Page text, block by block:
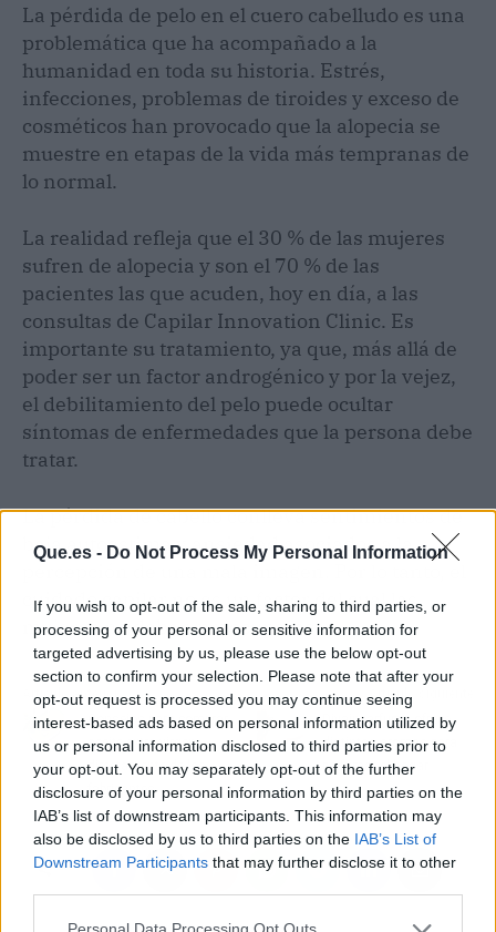
Que.es - Do Not Process My Personal Information
If you wish to opt-out of the sale, sharing to third parties, or
processing of your personal or sensitive information for
targeted advertising by us, please use the below opt-out
section to confirm your selection. Please note that after your
opt-out request is processed you may continue seeing
interest-based ads based on personal information utilized by
us or personal information disclosed to third parties prior to
your opt-out. You may separately opt-out of the further
disclosure of your personal information by third parties on the
IAB’s list of downstream participants. This information may
also be disclosed by us to third parties on the IAB’s List of
Downstream Participants that may further disclose it to other
La pérdida de pelo en el cuero cabelludo es una
problemática que ha acompañado a la
humanidad en toda su historia. Estrés,
infecciones, problemas de tiroides y exceso de
cosméticos han provocado que la alopecia se
muestre en etapas de la vida más tempranas de
lo normal.
La realidad refleja que el 30 % de las mujeres
sufren de alopecia y son el 70 % de las
pacientes las que acuden, hoy en día, a las
consultas de Capilar Innovation Clinic. Es
importante su tratamiento, ya que, más allá de
poder ser un factor androgénico y por la vejez,
el debilitamiento del pelo puede ocultar
síntomas de enfermedades que la persona debe
tratar.
La pérdida de cabello conlleva sentimientos de
baja autoestima y ansiedad asociados a la
cuidado capilar no es un factor del cual las
mujeres no deban preocuparse.
Artículo anterior
Consejos para comprar
aceite extra virgen
directamente de los
fabricantes
Artículo siguiente
Divainparfums ofrece
distintos aromas para
perfumar el hogar